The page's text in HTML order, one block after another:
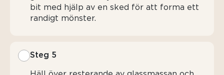
bit med hjälp av en sked för att forma ett
randigt mönster.
Steg 5